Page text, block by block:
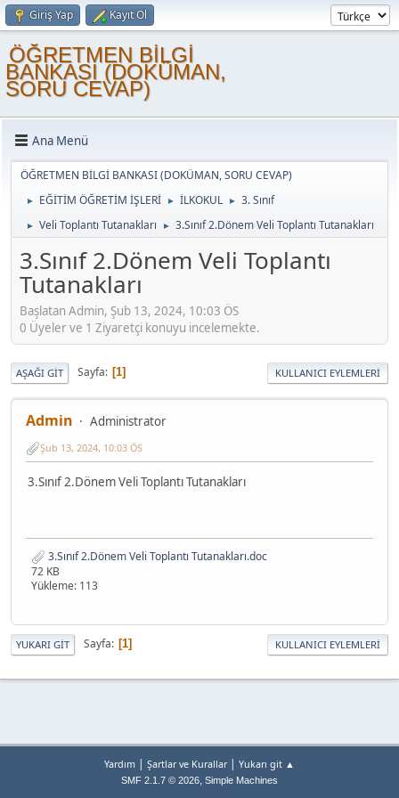
Giriş Yap Kayıt Ol
ÖĞRETMEN BİLGİ
BANKASI (DOKÜMAN,
SORU CEVAP)
Ana Menü
ÖĞRETMEN BİLGİ BANKASI (DOKÜMAN, SORU CEVAP)
► EĞİTİM ÖĞRETİM İŞLERİ ► İLKOKUL ► 3. Sınıf
► Veli Toplantı Tutanakları ► 3.Sınıf 2.Dönem Veli Toplantı Tutanakları
3.Sınıf 2.Dönem Veli Toplantı
Tutanakları
Başlatan Admin, Şub 13, 2024, 10:03 ÖS
0 Üyeler ve 1 Ziyaretçi konuyu incelemekte.
AŞAĞI GIT Sayfa 1 KULLANICI EYLEMLERI
Admin Administrator
Şub 13, 2024, 10:03 ÖS
3.Sınıf 2.Dönem Veli Toplantı Tutanakları
3.Sınıf 2.Dönem Veli Toplantı Tutanakları.doc
72 KB
Yükleme: 113
YUKARI GIT Sayfa 1 KULLANICI EYLEMLERI
Yardım | Şartlar ve Kurallar| Yukarı git ▲
SMF 2.1.7 © 2026, Simple Machines